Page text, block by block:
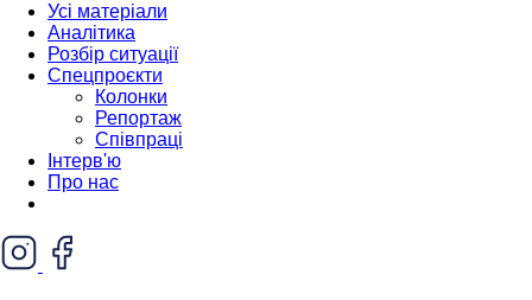
Усі матеріали
Аналітика
Розбір ситуації
Спецпроєкти
Колонки
Репортаж
Співпраці
Інтерв'ю
Про нас